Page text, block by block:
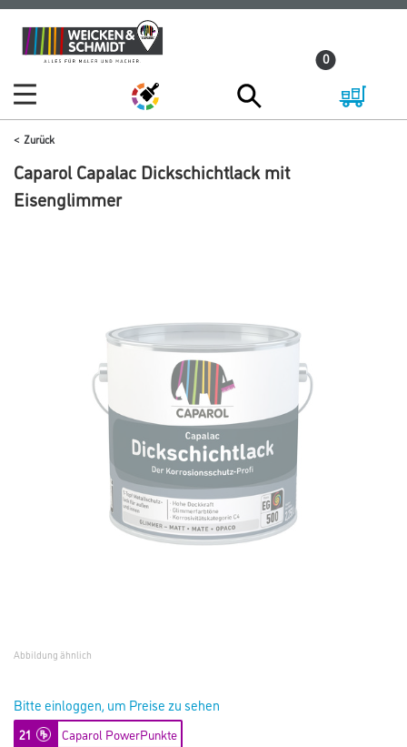
Zum
Inhalt
Zum
Navigationsmenü
0
Zurück
Caparol Capalac Dickschichtlack mit
Eisenglimmer
Abbildung ähnlich
Bitte einloggen, um Preise zu sehen
21 Caparol PowerPunkte